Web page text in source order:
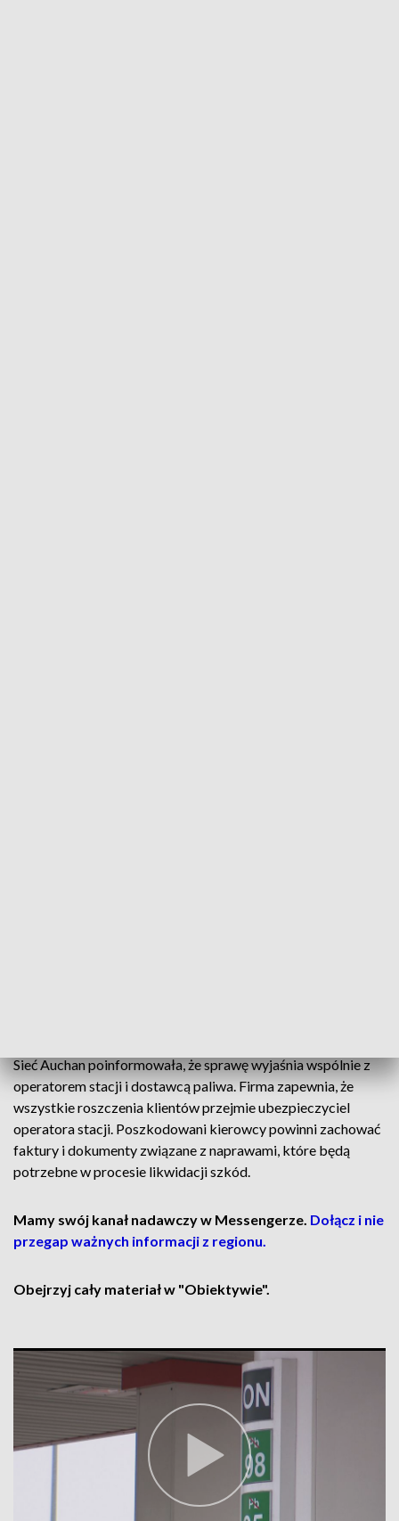
Sieć Auchan poinformowała, że sprawę wyjaśnia wspólnie z
operatorem stacji i dostawcą paliwa. Firma zapewnia, że
wszystkie roszczenia klientów przejmie ubezpieczyciel
operatora stacji. Poszkodowani kierowcy powinni zachować
faktury i dokumenty związane z naprawami, które będą
potrzebne w procesie likwidacji szkód.
Mamy swój kanał nadawczy w Messengerze. Dołącz i nie
przegap ważnych informacji z regionu.
Obejrzyj cały materiał w "Obiektywie".